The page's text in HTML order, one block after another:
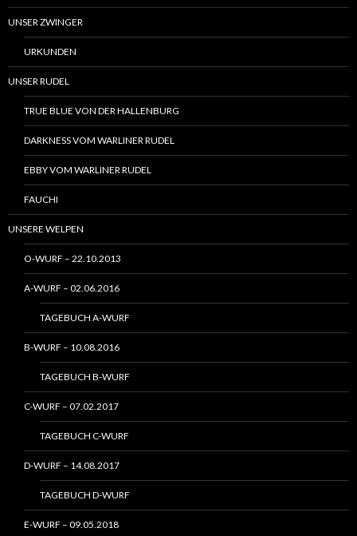
UNSER ZWINGER
URKUNDEN
UNSER RUDEL
TRUE BLUE VON DER HALLENBURG
DARKNESS VOM WARLINER RUDEL
EBBY VOM WARLINER RUDEL
FAUCHI
UNSERE WELPEN
O-WURF – 22.10.2013
A-WURF – 02.06.2016
TAGEBUCH A-WURF
B-WURF – 10.08.2016
TAGEBUCH B-WURF
C-WURF – 07.02.2017
TAGEBUCH C-WURF
D-WURF – 14.08.2017
TAGEBUCH D-WURF
E-WURF – 09.05.2018